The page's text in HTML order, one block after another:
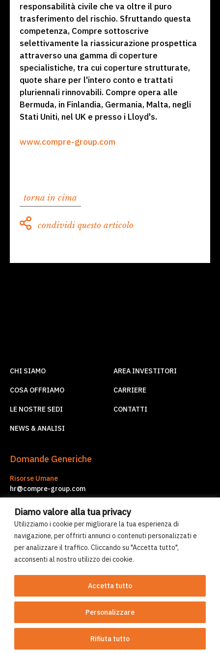
Diamo valore alla tua privacy
Utilizziamo i cookie per migliorare la tua esperienza di
navigazione, per offrirti annunci o contenuti personalizzati e
per analizzare il traffico. Cliccando su "Accetta tutto",
acconsenti al nostro utilizzo dei cookie.
Personalizzare
Rifiuta tutto
Accetta tutto
responsabilità civile che va oltre il puro
trasferimento del rischio. Sfruttando questa
competenza, Compre sottoscrive
selettivamente la riassicurazione prospettica
attraverso una gamma di coperture
specialistiche, tra cui coperture strutturate,
quote share per l'intero conto e trattati
pluriennali rinnovabili. Compre opera alle
Bermuda, in Finlandia, Germania, Malta, negli
Stati Uniti, nel UK e presso i Lloyd's.
www.compre-group.com
torna in cima
condividi questo articolo
CHI SIAMO
COSA OFFRIAMO
LE NOSTRE SEDI
NEWS & ANALISI
AREA INVESTITORI
CARRIERE
CONTATTI
Domande Generiche
Risorse Umane
hr@compre-group.com
Servizi d'Impresa
corporate.services@compre-group.com
© Compre Group 2026
Uso dei cookies
Sito realizzato da 2pmDesign